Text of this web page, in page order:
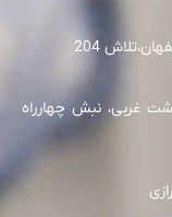
204
غربی، نبش چهارراه